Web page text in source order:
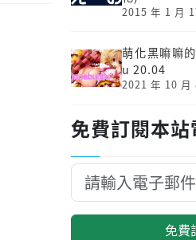
2015 年 1 月
萌化黑嘛嘛
u 20.04
2021 年 10 月
免費訂閱本站
免費